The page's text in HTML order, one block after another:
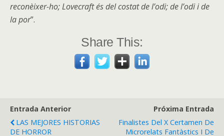
reconèixer-ho; Lovecraft és del costat de l’odi; de l’odi i de
la por”.
Share This:
Entrada Anterior
LAS MEJORES HISTORIAS
DE HORROR
Próxima Entrada
Finalistes Del X Certamen De
Microrelats Fantàstics I De